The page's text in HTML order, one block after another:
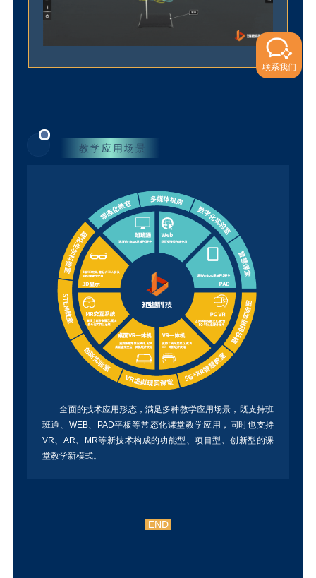
教学应用场景
全面的技术应用形态，满足多种教学应用场景，既支持班
班通、WEB、PAD平板等常态化课堂教学应用，同时也支持
VR、AR、MR等新技术构成的功能型、项目型、创新型的课
堂教学新模式。
END
联系我们